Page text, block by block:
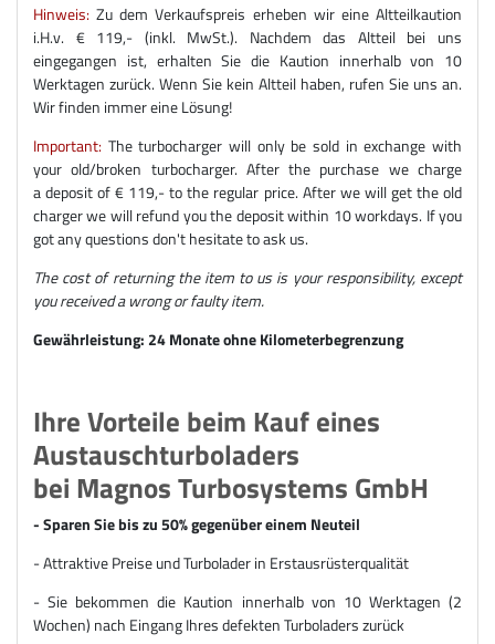
Hinweis: Zu dem Verkaufspreis erheben wir eine Altteilkaution
i.H.v. € 119,- (inkl. MwSt.). Nachdem das Altteil bei uns
eingegangen ist, erhalten Sie die Kaution innerhalb von 10
Werktagen zurück. Wenn Sie kein Altteil haben, rufen Sie uns an.
Wir finden immer eine Lösung!
Important: The turbocharger will only be sold in exchange with
your old/broken turbocharger. After the purchase we charge
a deposit of € 119,- to the regular price. After we will get the old
charger we will refund you the deposit within 10 workdays. If you
got any questions don't hesitate to ask us.
The cost of returning the item to us is your responsibility, except
you received a wrong or faulty item.
Gewährleistung: 24 Monate ohne Kilometerbegrenzung
Ihre Vorteile beim Kauf eines
Austauschturboladers
bei Magnos Turbosystems GmbH
- Sparen Sie bis zu 50% gegenüber einem Neuteil
- Attraktive Preise und Turbolader in Erstausrüsterqualität
- Sie bekommen die Kaution innerhalb von 10 Werktagen (2
Wochen) nach Eingang Ihres defekten Turboladers zurück